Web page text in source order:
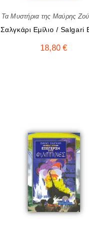
Τα Μυστήρια της Μαύρης
Σαλγκάρι Eμίλιο / Salgari
18,80€